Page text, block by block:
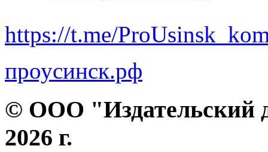
https://t.me/
проусинск.рф
© ООО "Издательский
2026 г.